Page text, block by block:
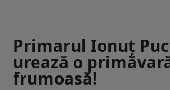
Primarul Ionuț
urează o
frumoasă!